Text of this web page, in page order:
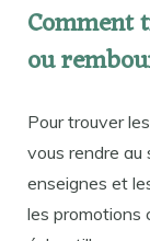
Comment
ou
Pour trouver
vous rendre au
enseignes et
les promotions